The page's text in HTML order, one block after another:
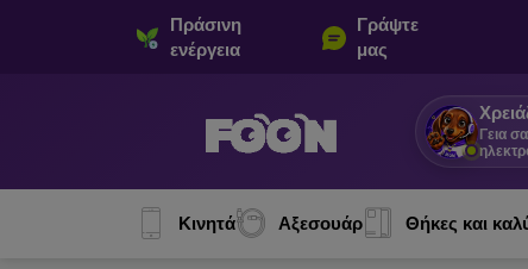
Πράσινη
ενέργεια
Γράψτε
μας
Γεια
Κινητά Αξεσουάρ Θήκες και